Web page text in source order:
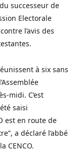
successeur de
Electorale
l’avis des
à six sans
midi. C’est
saisi
est en route de
a déclaré l’abbé
CENCO.